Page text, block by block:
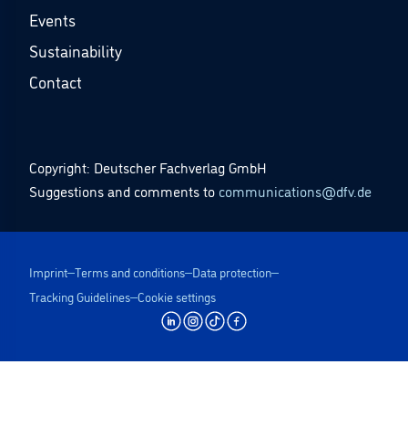
Events
Sustainability
Contact
Copyright: Deutscher Fachverlag GmbH
Suggestions and comments to communications@dfv.de
Imprint Terms and conditions Data protection
Tracking Guidelines Cookie settings